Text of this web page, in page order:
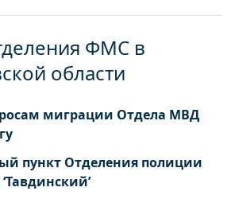
ФМС в
области
миграции Отдела МВД
пункт Отделения полиции